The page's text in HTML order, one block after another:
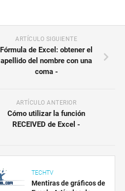
ARTÍCULO SIGUIENTE
Fórmula de Excel: obtener el
apellido del nombre con una
coma -
ARTÍCULO ANTERIOR
Cómo utilizar la función
RECEIVED de Excel -
TECHTV
Mentiras de gráficos de